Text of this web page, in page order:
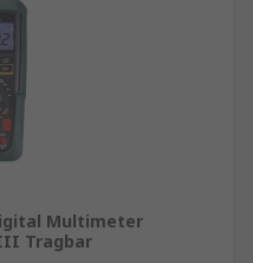
Multimeter
Tragbar